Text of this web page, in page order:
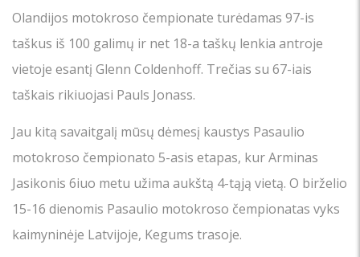
Olandijos motokroso čempionate turėdamas 97-is
taškus iš 100 galimų ir net 18-a taškų lenkia antroje
vietoje esantį Glenn Coldenhoff. Trečias su 67-iais
taškais rikiuojasi Pauls Jonass.
Jau kitą savaitgalį mūsų dėmesį kaustys Pasaulio
motokroso čempionato 5-asis etapas, kur Arminas
Jasikonis 6iuo metu užima aukštą 4-tąją vietą. O birželio
15-16 dienomis Pasaulio motokroso čempionatas vyks
kaimyninėje Latvijoje, Kegums trasoje.